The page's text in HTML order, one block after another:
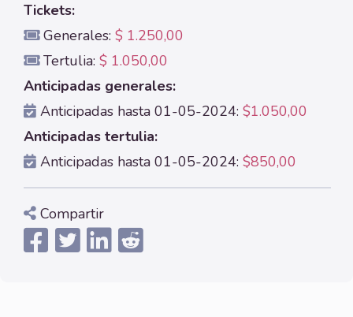
Tickets:
Generales: $ 1.250,00
Tertulia: $ 1.050,00
Anticipadas generales:
Anticipadas hasta 01-05-2024: $1.050,00
Anticipadas tertulia:
Anticipadas hasta 01-05-2024: $850,00
Compartir